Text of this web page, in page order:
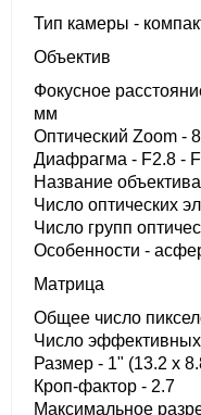
Тип камеры -
Объектив
Фокусное
мм
Оптический Zoom -
Диафрагма - F2.8 -
Название
Число оптических
Число групп
Особенности -
Матрица
Общее число
Число
Размер - 1" (13.2 x
Кроп-фактор - 2.7
Максимальное